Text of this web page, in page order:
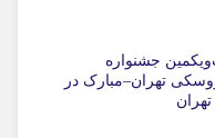
جشنواره
تهران–مبارک در